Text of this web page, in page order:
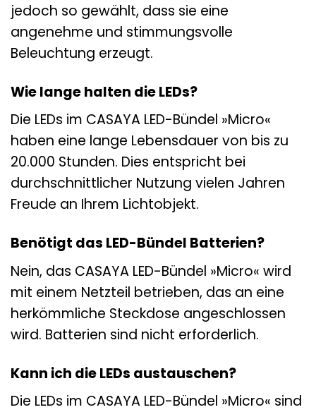
jedoch so gewählt, dass sie eine
angenehme und stimmungsvolle
Beleuchtung erzeugt.
Wie lange halten die LEDs?
Die LEDs im CASAYA LED-Bündel »Micro«
haben eine lange Lebensdauer von bis zu
20.000 Stunden. Dies entspricht bei
durchschnittlicher Nutzung vielen Jahren
Freude an Ihrem Lichtobjekt.
Benötigt das LED-Bündel Batterien?
Nein, das CASAYA LED-Bündel »Micro« wird
mit einem Netzteil betrieben, das an eine
herkömmliche Steckdose angeschlossen
wird. Batterien sind nicht erforderlich.
Kann ich die LEDs austauschen?
Die LEDs im CASAYA LED-Bündel »Micro« sind